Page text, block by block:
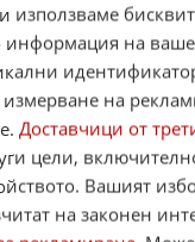
стана
стана
в Куршумлийска Баня
хиляди долара. ...
информация на
на
Доставчици от
цели,
Вашият
на законен